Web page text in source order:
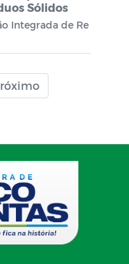
Sólidos
Integrada de Re